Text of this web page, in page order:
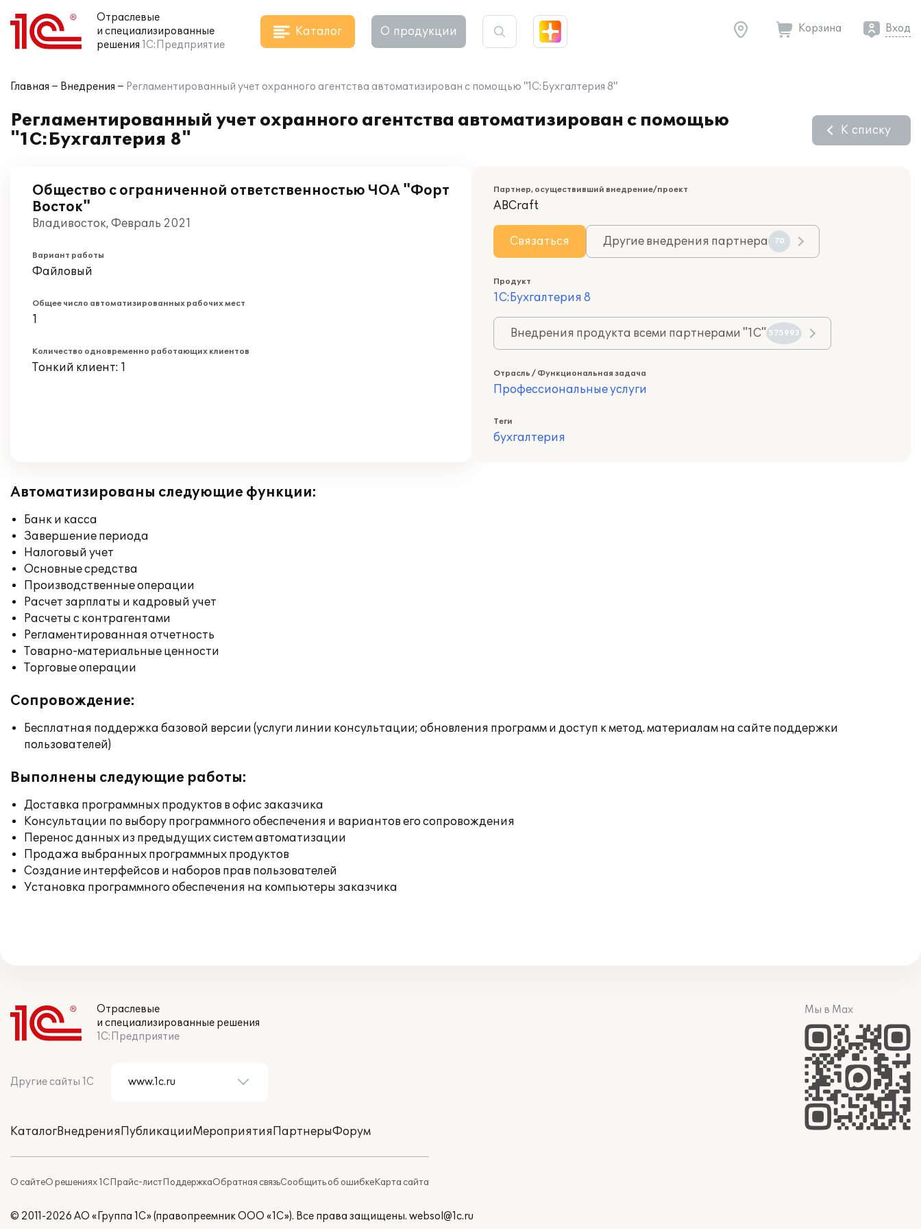
Отраслевые
и специализированные
решения 1С:Предприятие
Каталог О продукции Корзина Вход
Главная Внедрения Регламентированный учет охранного агентства автоматизирован с помощью "1С:Бухгалтерия 8"
Регламентированный учет охранного агентства автоматизирован с помощью
"1С:Бухгалтерия 8"
К списку
Общество с ограниченной ответственностью ЧОА "Форт
Восток"
Владивосток, Февраль 2021
Вариант работы
Файловый
Общее число автоматизированных рабочих мест
1
Количество одновременно работающих клиентов
Тонкий клиент: 1
Партнер, осуществивший внедрение/проект
ABCraft
Связаться Другие внедрения партнера 70
Продукт
1С:Бухгалтерия 8
Внедрения продукта всеми партнерами "1С" 575993
Отрасль / Функциональная задача
Профессиональные услуги
Теги
бухгалтерия
Автоматизированы следующие функции:
Банк и касса
Завершение периода
Налоговый учет
Основные средства
Производственные операции
Расчет зарплаты и кадровый учет
Расчеты с контрагентами
Регламентированная отчетность
Товарно-материальные ценности
Торговые операции
Сопровождение:
Бесплатная поддержка базовой версии (услуги линии консультации; обновления программ и доступ к метод. материалам на сайте поддержки
пользователей)
Выполнены следующие работы:
Доставка программных продуктов в офис заказчика
Консультации по выбору программного обеспечения и вариантов его сопровождения
Перенос данных из предыдущих систем автоматизации
Продажа выбранных программных продуктов
Создание интерфейсов и наборов прав пользователей
Установка программного обеспечения на компьютеры заказчика
Отраслевые
и специализированные решения
1С:Предприятие
Другие сайты 1С
КаталогВнедренияПубликацииМероприятияПартнерыФорум
О сайтеО решениях 1СПрайс-листПоддержкаОбратная связьСообщить об ошибкеКарта сайта
Мы в Max
© 2011-2026 АО «Группа 1С» (правопреемник ООО «1С»). Все права защищены. websol@1c.ru